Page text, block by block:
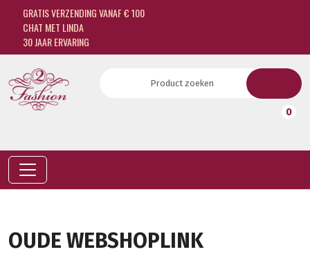
GRATIS VERZENDING VANAF € 100
CHAT MET LINDA
30 JAAR ERVARING
0
OUDE WEBSHOPLINK